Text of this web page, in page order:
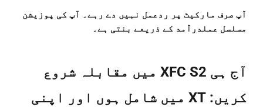
آپ صرف مارکیٹ پر ردعمل نہیں دے رہے۔ آپ کی پوزیشن
مسلسل عملدرآمد کے ذریعے بنتی ہے۔
آج ہی XFC S2 میں مقابلہ شروع
کریں: XT میں شامل ہوں اور اپنی